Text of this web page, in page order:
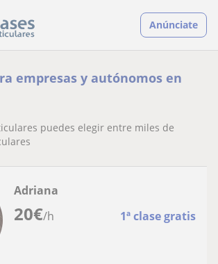
Anúnciate
empresas y autónomos en
puedes elegir entre miles de
20€/h 1ª clase gratis
Adriana